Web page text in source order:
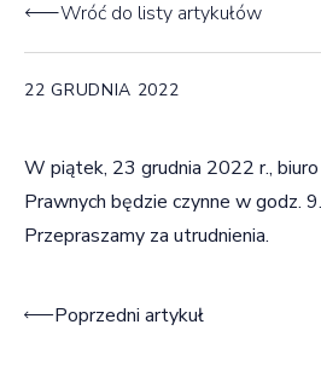
Wróć do listy artykułów
22 GRUDNIA 2022
W piątek, 23 grudnia 2022 r.,
Prawnych będzie czynne w godz.
Przepraszamy za utrudnienia.
Nawigacja wpisu
Poprzedni artykuł